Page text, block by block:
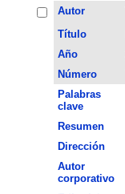
Autor
Título
Año
Número
Palabras
clave
Resumen
Dirección
Autor
corporativo